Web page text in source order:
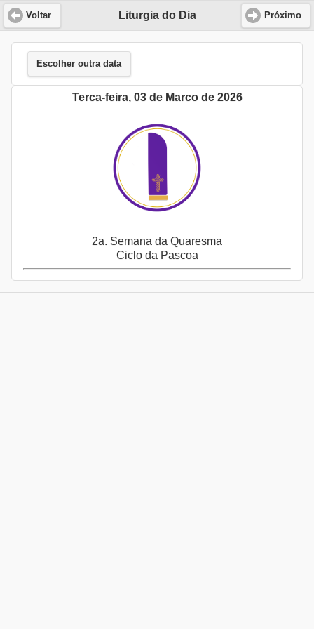
Liturgia do Dia
Voltar Próximo
Escolher outra data
Terca-feira, 03 de Marco de 2026
2a. Semana da Quaresma
Ciclo da Pascoa